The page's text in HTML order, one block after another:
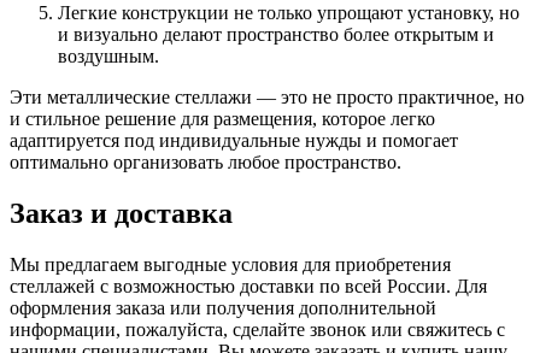
Легкие конструкции не только упрощают установку, но
и визуально делают пространство более открытым и
воздушным.
Эти металлические стеллажи — это не просто практичное, но
и стильное решение для размещения, которое легко
адаптируется под индивидуальные нужды и помогает
оптимально организовать любое пространство.
Заказ и доставка
Мы предлагаем выгодные условия для приобретения
стеллажей с возможностью доставки по всей России. Для
оформления заказа или получения дополнительной
информации, пожалуйста, сделайте звонок или свяжитесь с